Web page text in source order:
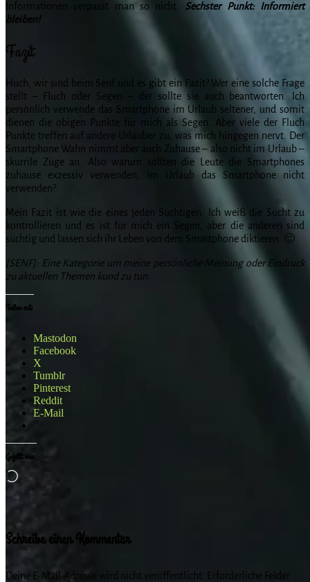
Informationen verpasst man so nicht.
Sechster Punkt: Informiert
bleiben!
Fazit
Huch, wir sind beim Senf und es gibt ein Fazit? Wer eine solche Frage
stellt – Fluch oder Segen – der sollte sie auch beantworten. Ich
persönlich verwende das Smartphone im Urlaub seltener, und somit
dienen die obigen Punkte für mich als Segen. Aber viele der Fluch
Punkte treffen auf andere Urlauber zu, was mich hingegen nervt. Der
Smartphone Wahn nimmt aber auch Zuhause – also nicht im Urlaub –
skurrile Züge an. Also warum sollten die Leute die Smartphones
zuhause exzessiv verwenden, im Urlaub das Smartphone nicht
verwenden?
Mein Fazit ist wie die eines jeden Süchtigen: Ich weiß die Sucht zu
kontrollieren und es ist für mich ein Segen, aber die anderen sind
süchtig und lassen sich ihr Leben von dem Smartphone diktieren. 🙂
[SENF]: Eine Kategorie um meine persönliche Meinung oder Eindruck
zu aktuellen Themen kund zu tun.
Teilen mit:
Mastodon
Facebook
X
Tumblr
Pinterest
Reddit
E-Mail
Gefällt mir:
Wird
Schreibe einen Kommentar
Deine E-Mail-Adresse wird nicht veröffentlicht.
Erforderliche Felder